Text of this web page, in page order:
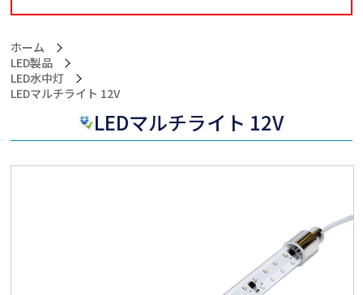
ホーム
LED製品
LED水中灯
>LEDマルチライト 12V
LEDマルチライト 12V